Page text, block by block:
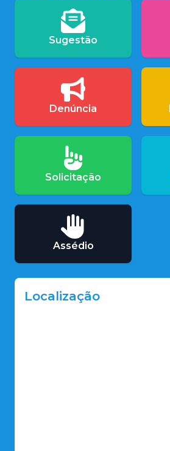
Sugestão
Denúncia
Solicitação
Assédio
Localização